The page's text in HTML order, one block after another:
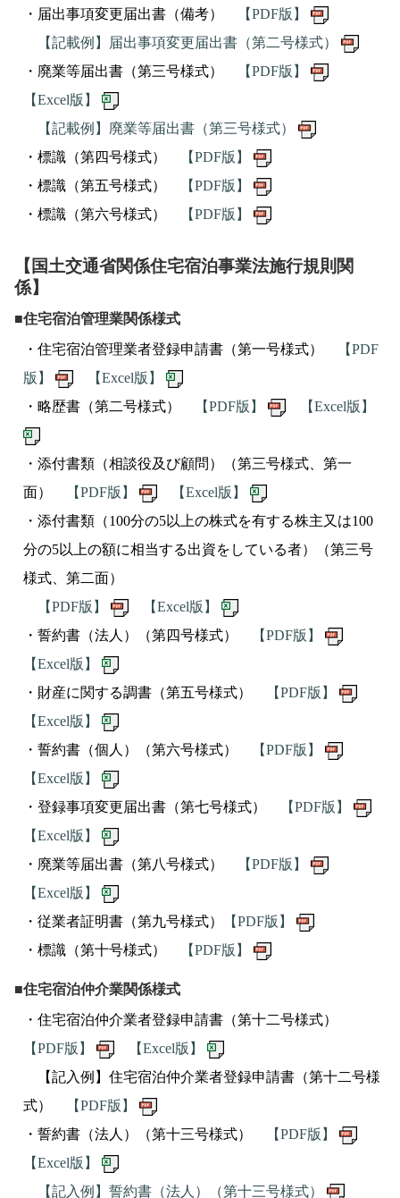
・届出事項変更届出書（備考）
【PDF版】
【記載例】届出事項変更届出書（第二号様式）
・廃業等届出書（第三号様式）
【PDF版】
【Excel版】
【記載例】廃業等届出書（第三号様式）
・標識（第四号様式）
【PDF版】
・標識（第五号様式）
【PDF版】
・標識（第六号様式）
【PDF版】
【国土交通省関係住宅宿泊事業法施行規則関
係】
■住宅宿泊管理業関係様式
・住宅宿泊管理業者登録申請書（第一号様式）
【PDF
版】
【Excel版】
・略歴書（第二号様式）
【PDF版】 【Excel版】
・添付書類（相談役及び顧問）（第三号様式、第一
面）
【PDF版】
【Excel版】
・添付書類（100分の5以上の株式を有する株主又は100
分の5以上の額に相当する出資をしている者）（第三号
様式、第二面）
【PDF版】
【Excel版】
・誓約書（法人）（第四号様式）
【PDF版】
【Excel版】
・財産に関する調書（第五号様式）
【PDF版】
【Excel版】
・誓約書（個人）（第六号様式）
【PDF版】
【Excel版】
・登録事項変更届出書（第七号様式）
【PDF版】
【Excel版】
・廃業等届出書（第八号様式）
【PDF版】
【Excel版】
・従業者証明書（第九号様式）
【PDF版】
・標識（第十号様式）
【PDF版】
■住宅宿泊仲介業関係様式
・住宅宿泊仲介業者登録申請書（第十二号様式）
【PDF版】
【Excel版】
【記入例】住宅宿泊仲介業者登録申請書（第十二号様
式）
【PDF版】
・誓約書（法人）（第十三号様式）
【PDF版】
【Excel版】
【記入例】誓約書（法人）（第十三号様式）